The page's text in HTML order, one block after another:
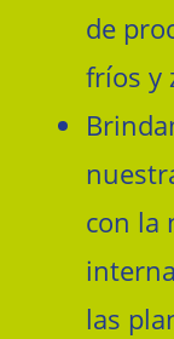
de
fríos y
con la
las